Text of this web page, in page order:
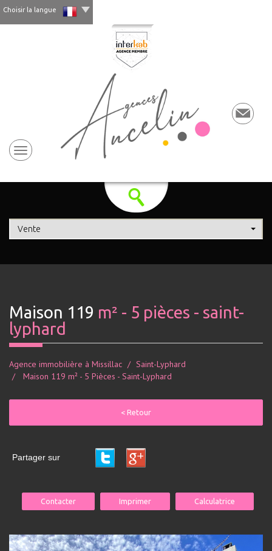
Choisir la langue
Vente
maison 119 m² - 5 pièces - saint-
lyphard
Agence immobilière à Missillac
Saint-Lyphard
Maison 119 m² - 5 Pièces - Saint-Lyphard
< Retour
Partager sur
Contacter Imprimer Calculatrice